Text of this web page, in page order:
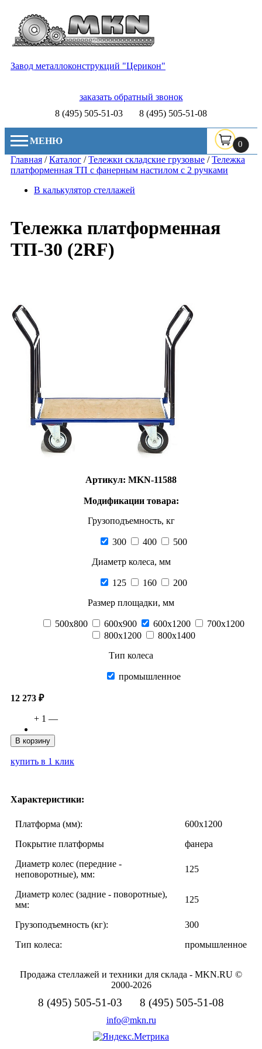
Завод металлоконструкций "Церикон"
заказать обратный звонок
8 (495) 505-51-03
8 (495) 505-51-08
0
МЕНЮ
Главная /Каталог /Тележки складские грузовые /Тележка
платформенная ТП с фанерным настилом с 2 ручками
В калькулятор стеллажей
Тележка платформенная
ТП-30 (2RF)
Артикул: MKN-11588
Модификации товара:
Грузоподъемность, кг
300 400
500
Диаметр колеса, мм
125 160
200
Размер площадки, мм
500х800 600х900 600х1200
700х1200
800х1200
800х1400
Тип колеса
промышленное
12 273 ₽
+ 1 —
В корзину
купить в 1 клик
Характеристики:
Платформа (мм):
600х1200
Покрытие платформы
фанера
Диаметр колес (передние -
неповоротные), мм:
125
Диаметр колес (задние - поворотные),
мм:
125
Грузоподъемность (кг):
300
Тип колеса:
промышленное
Продажа стеллажей и техники для склада - MKN.RU ©
2000-2026
8 (495) 505-51-03 8 (495) 505-51-08
info@mkn.ru